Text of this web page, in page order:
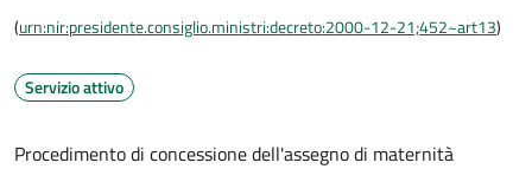
(urn:nir:presidente.consiglio.ministri:decreto:2000-12-21;452~art13)
Servizio attivo
Procedimento di concessione dell'assegno di maternità